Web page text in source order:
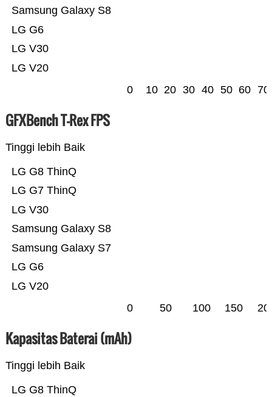
LG V20
LG V30
LG G6
Samsung Galaxy S8
0 10 20 30 40 50 60 70
GFXBench T-Rex FPS
Tinggi lebih Baik
LG V20
LG G6
Samsung Galaxy S7
Samsung Galaxy S8
LG V30
LG G7 ThinQ
LG G8 ThinQ
0 50 100 150
Kapasitas Baterai (mAh)
Tinggi lebih Baik
LG G8 ThinQ